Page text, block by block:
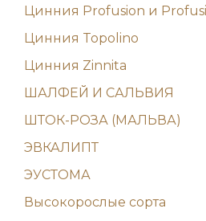
Цинния Profusion и
Цинния Topolino
Цинния Zinnita
ШАЛФЕЙ И САЛЬВИЯ
ШТОК-РОЗА (МАЛЬВА)
ЭВКАЛИПТ
ЭУСТОМА
Высокорослые сорта